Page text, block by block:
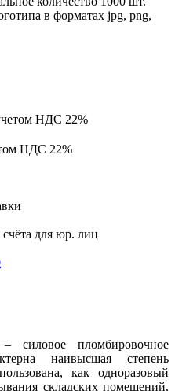
в форматах jpg, png,
НДС 22%
НДС 22%
для юр. лиц
силовое пломбировочное
наивысшая степень
как одноразовый
складских помещений,